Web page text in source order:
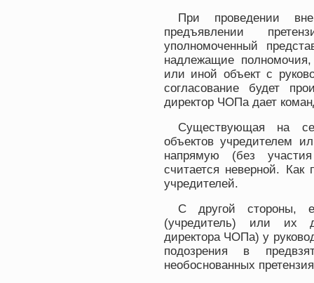
При проведении
предъявлении
уполномоченный
надлежащие
или иной объект с
согласование будет
директор ЧОПа дает
Существующая на
объектов учредителем
напрямую (без
считается неверной. Как
учредителей.
С другой стороны,
(учредитель) или их
директора ЧОПа) у
подозрения в
необоснованных